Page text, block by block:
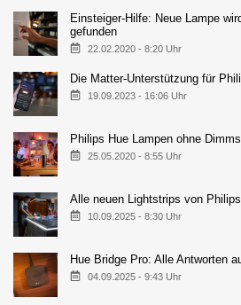
Einsteiger-Hilfe: Neue Lampe
gefunden
22.02.2020 - 8:20 Uhr
Die Matter-Unterstützung für
19.09.2023 - 16:06 Uhr
Philips Hue Lampen ohne
25.05.2020 - 8:55 Uhr
Alle neuen Lightstrips von
10.09.2025 - 8:30 Uhr
Hue Bridge Pro: Alle Antworten
04.09.2025 - 9:43 Uhr